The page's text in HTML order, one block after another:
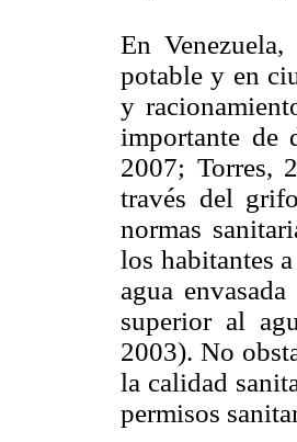
En
potable y en
y
importante de
2007; Torres,
través del
normas
los habitantes
agua
superior al
2003). No
la calidad
permisos